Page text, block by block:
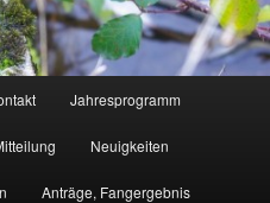
Jahresprogramm
Neuigkeiten
Anträge, Fangergebnis